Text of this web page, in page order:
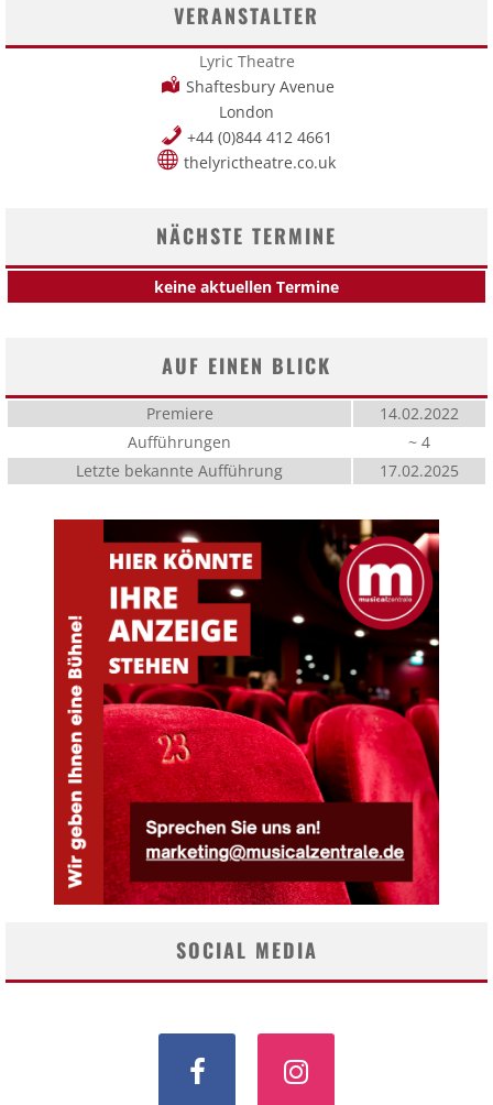
VERANSTALTER
Lyric Theatre
Shaftesbury Avenue
London
+44 (0)844 412 4661
thelyrictheatre.co.uk
NÄCHSTE TERMINE
keine aktuellen Termine
AUF EINEN BLICK
Premiere
14.02.2022
Aufführungen
~ 4
Letzte bekannte Aufführung
17.02.2025
SOCIAL MEDIA